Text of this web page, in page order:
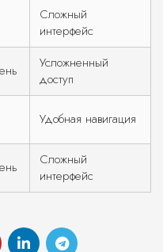
Сложный
интерфейс
Усложненный
доступ
Удобная навигация
Сложный
интерфейс